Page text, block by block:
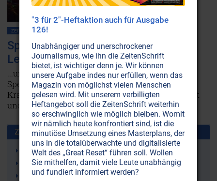
ZEITENSCHRIFT NR. 63, S.2
SpektroChrom-Therapie: Licht ist
Lebensnahrung
...und farbiges Licht ist Lebensheilung! Mit der
SpektroChrom-Therapie lassen sich viele
Krankheiten und Beschwerden auf eine sanfte Art
und Weise behandeln.Weiterlesen...
Zusammen benutzt mit:
Heilung
Lichttherapie, Lichtbehandlung
Lichtbiologie
"3 für 2"-Heftaktion auch für Ausgabe
126!
Unabhängiger und unerschrockener
Journalismus, wie ihn die ZeitenSchrift
bietet, ist wichtiger denn je. Wir können
unsere Aufgabe indes nur erfüllen, wenn das
Magazin von möglichst vielen Menschen
gelesen wird. Mit unserem verbilligten
Heftangebot soll die ZeitenSchrift weiterhin
so erschwinglich wie möglich bleiben. Womit
wir nämlich heute konfrontiert sind, ist die
minutiöse Umsetzung eines Masterplans, der
uns in die totalüberwachte und digitalisierte
Welt des „Great Reset“ führen soll. Wollen
Sie mithelfen, damit viele Leute unabhängig
und fundiert informiert werden?